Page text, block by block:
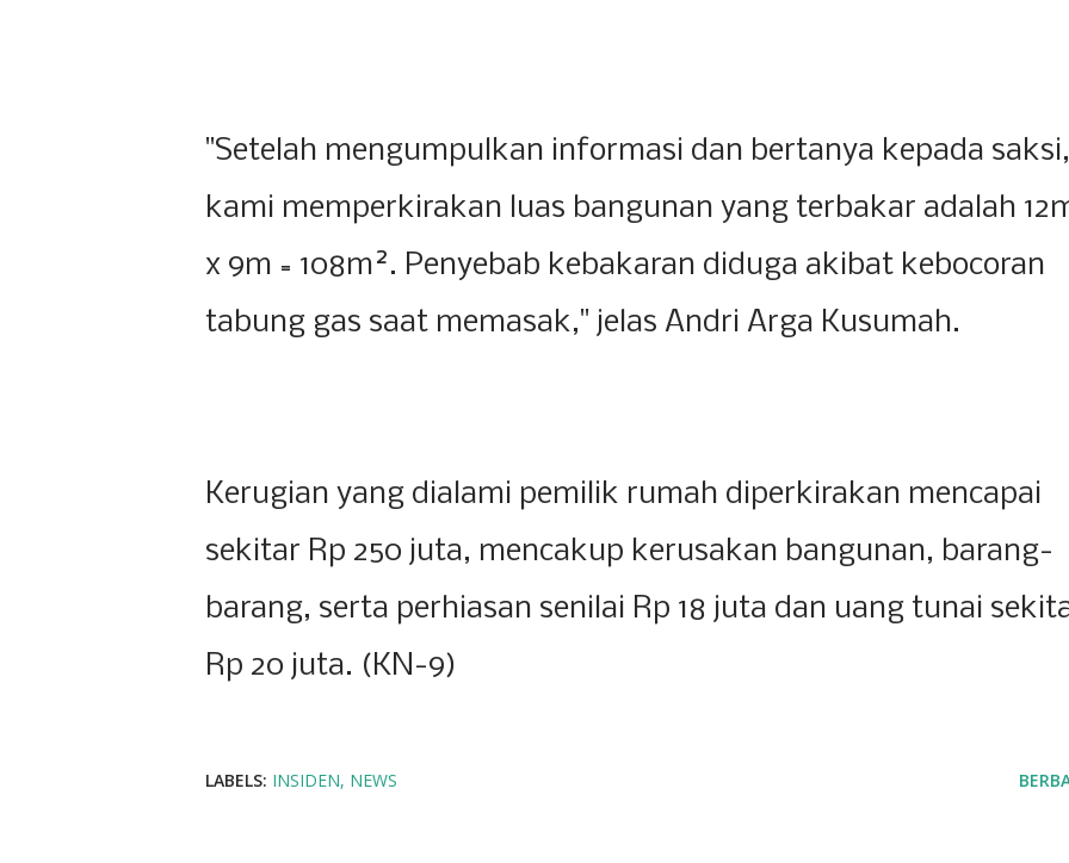
"Setelah mengumpulkan informasi dan bertanya kepada saksi,
kami memperkirakan luas bangunan yang terbakar adalah
x 9m = 108m². Penyebab kebakaran diduga akibat kebocoran
tabung gas saat memasak," jelas Andri Arga Kusumah.
Kerugian yang dialami pemilik rumah diperkirakan mencapai
sekitar Rp 250 juta, mencakup kerusakan bangunan, barang-
barang, serta perhiasan senilai Rp 18 juta dan uang tunai
Rp 20 juta. (KN-9)
LABELS: INSIDEN NEWS